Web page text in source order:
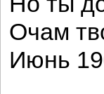
Очам
Июнь